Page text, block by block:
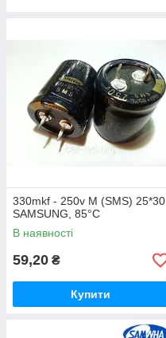
330mkf - 250v M (SMS) 25*30
SAMSUNG, 85°C
В наявності
59,20 ₴
Купити